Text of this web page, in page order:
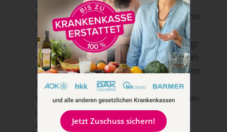
getrockneten Vollkornbrot und -
brötchenresten, die in in Lenas Thermomix
kleinschreddere.
Das mit dem Ausdrucken der Rezepte liegt
daran, dass wir anfangs die Rezepte in den
Beitrag reingetippt haben und nicht in dem
Format wie jetzt eingefügt haben. Du
könntest dir aber das Rezept rauskopieren
und in Word einfügen und ausdrucken.
Oder du kochst/backst mit uns an deiner
Jetzt Zuschuss sichern!